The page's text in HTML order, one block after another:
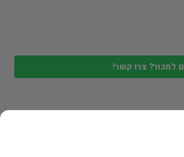
למכור? צרו קשר!